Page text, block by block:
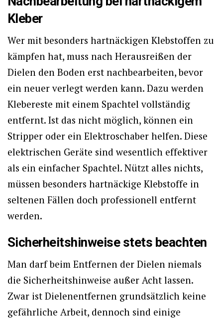
Kleber
Wer mit besonders hartnäckigen Klebstoffen zu
kämpfen hat, muss nach Herausreißen der
Dielen den Boden erst nachbearbeiten, bevor
ein neuer verlegt werden kann. Dazu werden
Klebereste mit einem Spachtel vollständig
entfernt. Ist das nicht möglich, können ein
Stripper oder ein Elektroschaber helfen. Diese
elektrischen Geräte sind wesentlich effektiver
als ein einfacher Spachtel. Nützt alles nichts,
müssen besonders hartnäckige Klebstoffe in
seltenen Fällen doch professionell entfernt
werden.
Sicherheitshinweise stets beachten
Man darf beim Entfernen der Dielen niemals
die Sicherheitshinweise außer Acht lassen.
Zwar ist Dielenentfernen grundsätzlich keine
gefährliche Arbeit, dennoch sind einige